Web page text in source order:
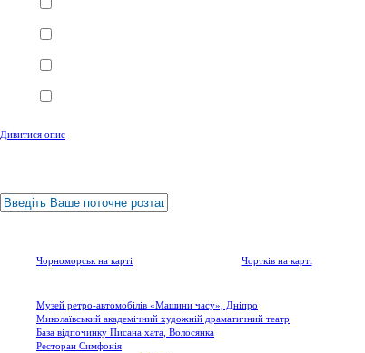
Дивитися опис
Чорноморськ на карті Чортків на карті
Музей ретро-автомобілів «Машини часу», Дніпро
Миколаївський академічний художній драматичний театр
База відпочинку Писана хата, Волосянка
Ресторан Симфонія